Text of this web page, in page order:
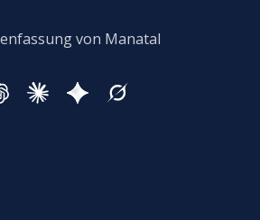
von Manatal